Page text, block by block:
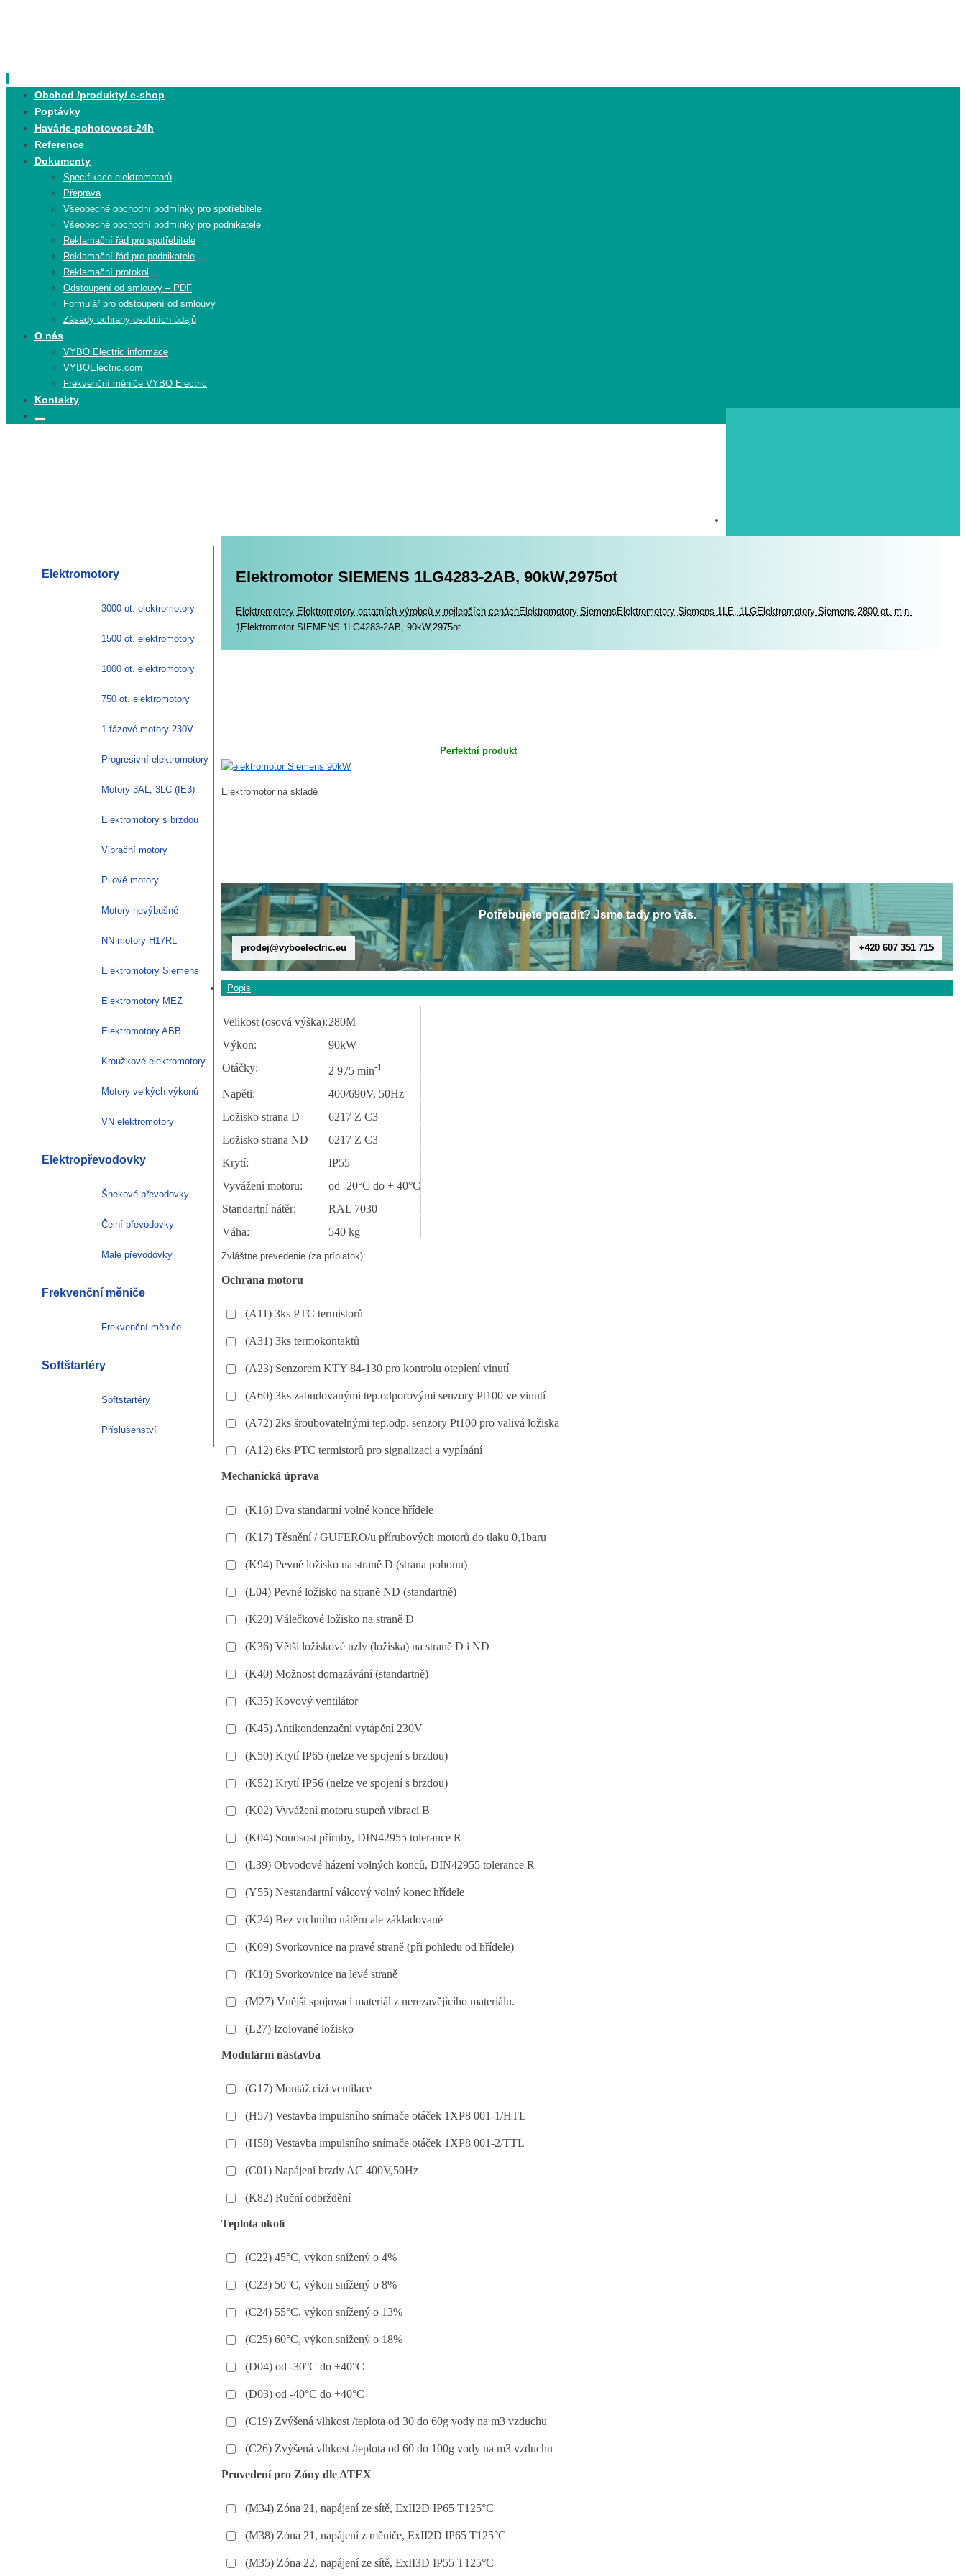
content
Obchod /produkty/ e-shop
Poptávky
Havárie-pohotovost-24h
Reference
Dokumenty
Specifikace elektromotorů
Přeprava
Všeobecné obchodní podmínky pro spotřebitele
Všeobecné obchodní podmínky pro podnikatele
Reklamační řád pro spotřebitele
Reklamační řád pro podnikatele
Reklamační protokol
Odstoupení od smlouvy – PDF
Formulář pro odstoupení od smlouvy
Zásady ochrany osobních údajů
O nás
VYBO Electric informace
VYBOElectric.com
Frekvenční měniče VYBO Electric
Kontakty
Search
Search
Elektromotor SIEMENS 1LG4283-2AB, 90kW,2975ot
Elektromotory Elektromotory
Elektromotory ostatních výrobců v nejlepších cenáchElektromotory SiemensElektromotory Siemens 1LE, 1LGElektromotory Siemens 2800 ot. min-
1 Elektromotor SIEMENS 1LG4283-2AB, 90kW,2975ot
Perfektní produkt
Elektromotor na skladě
Potřebujete poradit? Jsme tady pro vás.
prodej@vyboelectric.eu +420 607 351 715
Popis
Velikost (osová výška):280M
Výkon:
90kW
Otáčky:
2 975 min-1
Napěti:
400/690V, 50Hz
Ložisko strana D
6217 Z C3
Ložisko strana ND
6217 Z C3
Krytí:
IP55
Vyvážení motoru:
od -20°C do + 40°C
Standartní nátěr:
RAL 7030
Váha:
540 kg
Zvláštne prevedenie (za príplatok):
Ochrana motoru
(A11) 3ks PTC termistorů
(A31) 3ks termokontaktů
(A23) Senzorem KTY 84-130 pro kontrolu oteplení vinutí
(A60) 3ks zabudovanými tep.odporovými senzory Pt100 ve vinutí
(A72) 2ks šroubovatelnými tep.odp. senzory Pt100 pro valivá ložiska
(A12) 6ks PTC termistorů pro signalizaci a vypínání
Mechanická úprava
(K16) Dva standartní volné konce hřídele
(K17) Těsnění / GUFERO/u přírubových motorů do tlaku 0,1baru
(K94) Pevné ložisko na straně D (strana pohonu)
(L04) Pevné ložisko na straně ND (standartně)
(K20) Válečkové ložisko na straně D
(K36) Větší ložiskové uzly (ložiska) na straně D i ND
(K40) Možnost domazávání (standartně)
(K35) Kovový ventilátor
(K45) Antikondenzační vytápění 230V
(K50) Krytí IP65 (nelze ve spojení s brzdou)
(K52) Krytí IP56 (nelze ve spojení s brzdou)
(K02) Vyvážení motoru stupeň vibrací B
(K04) Souosost příruby, DIN42955 tolerance R
(L39) Obvodové házení volných konců, DIN42955 tolerance R
(Y55) Nestandartní válcový volný konec hřídele
(K24) Bez vrchního nátěru ale základované
(K09) Svorkovnice na pravé straně (při pohledu od hřídele)
(K10) Svorkovnice na levé straně
(M27) Vnější spojovací materiál z nerezavějícího materiálu.
(L27) Izolované ložisko
Modulární nástavba
(G17) Montáž cizí ventilace
(H57) Vestavba impulsního snímače otáček 1XP8 001-1/HTL
(H58) Vestavba impulsního snímače otáček 1XP8 001-2/TTL
(C01) Napájení brzdy AC 400V,50Hz
(K82) Ruční odbrždění
Teplota okolí
(C22) 45°C, výkon snížený o 4%
(C23) 50°C, výkon snížený o 8%
(C24) 55°C, výkon snížený o 13%
(C25) 60°C, výkon snížený o 18%
(D04) od -30°C do +40°C
(D03) od -40°C do +40°C
(C19) Zvýšená vlhkost /teplota od 30 do 60g vody na m3 vzduchu
(C26) Zvýšená vlhkost /teplota od 60 do 100g vody na m3 vzduchu
Provedení pro Zóny dle ATEX
(M34) Zóna 21, napájení ze sítě, ExII2D IP65 T125°C
(M38) Zóna 21, napájení z měniče, ExII2D IP65 T125°C
(M35) Zóna 22, napájení ze sítě, ExII3D IP55 T125°C
Elektromotory
3000 ot. elektromotory
1500 ot. elektromotory
1000 ot. elektromotory
750 ot. elektromotory
1-fázové motory-230V
Progresivní elektromotory
Motory 3AL, 3LC (IE3)
Elektromotory s brzdou
Vibrační motory
Pilové motory
Motory-nevýbušné
NN motory H17RL
Elektromotory Siemens
Elektromotory MEZ
Elektromotory ABB
Kroužkové elektromotory
Motory velkých výkonů
VN elektromotory
Elektropřevodovky
Šnekové převodovky
Čelní převodovky
Malé převodovky
Frekvenční měniče
Frekvenční měniče
Softštartéry
Softstartéry
Příslušenství